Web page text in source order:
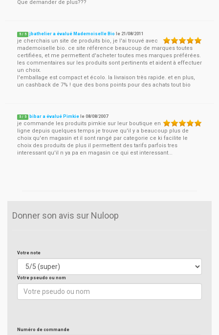
Que demander de plus???
5 / 5 jbathelier a évalué Mademoiselle Bio le 21/08/2011
je cherchais un site de produits bio, je l'ai trouvé avec
mademoiselle bio. ce site référence beaucoup de marques toutes
certifiées, et me permettent d'acheter toutes mes marques préférées.
les commentaires sur les produits sont pertinents et aident à effectuer
un choix.
l'emballage est compact et écolo. la livraison très rapide. et en plus,
un cashback de 7% ! que des bons points pour des achats tout bio
5 / 5 bibar a évalué Pimkie le08/08/2007
je commande les produits pimkie sur leur boutique en
ligne depuis quelques temps je trouve qu'il y a beaucoup plus de
choix qu'en magasin et il sont rangé par categorie ce ki facilite le
choix des produits de plus il permettent des tarifs parfois tres
interessant qu'il n ya pa en magasin ce qui est interessant...
Donner son avis sur Nuloop
Votre note
Votre pseudo ou nom
Numéro de commande